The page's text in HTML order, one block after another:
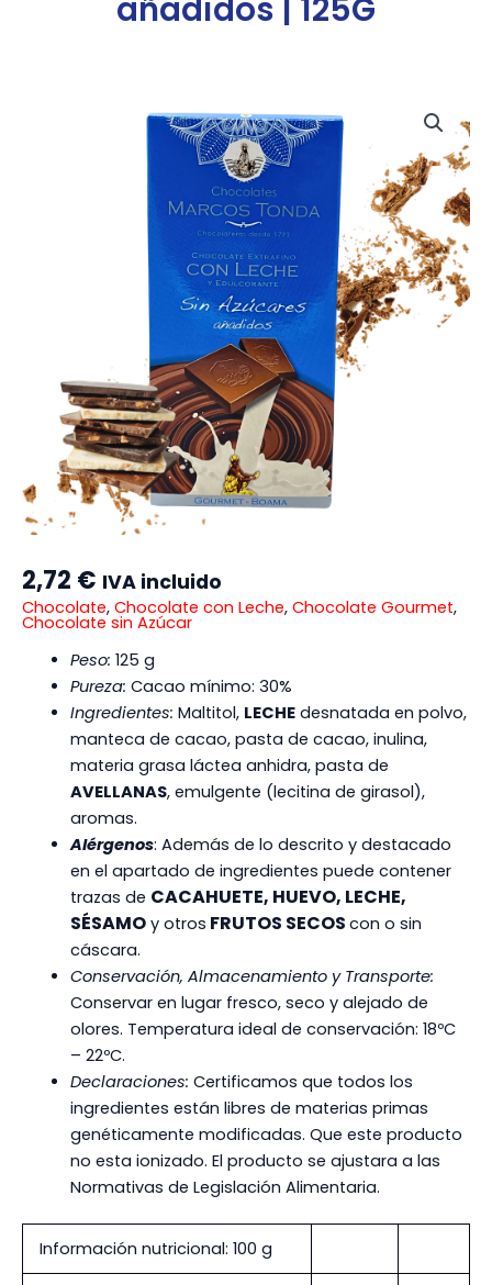
2,72 € IVA incluido
Chocolate, Chocolate con Leche, Chocolate Gourmet,
Chocolate sin Azúcar
Peso: 125 g
Pureza: Cacao mínimo: 30%
Ingredientes: Maltitol, LECHEdesnatada en polvo,
manteca de cacao, pasta de cacao, inulina,
materia grasa láctea anhidra, pasta de
AVELLANAS, emulgente (lecitina de girasol),
aromas.
Alérgenos: Además de lo descrito y destacado
en el apartado de ingredientes puede contener
trazas de CACAHUETE, HUEVO, LECHE,
SÉSAMOy otros FRUTOS SECOS con o sin
cáscara.
Conservación, Almacenamiento y Transporte:
Conservar en lugar fresco, seco y alejado de
olores. Temperatura ideal de conservación: 18ºC
– 22ºC.
Declaraciones: Certificamos que todos los
ingredientes están libres de materias primas
genéticamente modificadas. Que este producto
no esta ionizado. El producto se ajustara a las
Normativas de Legislación Alimentaria.
Información nutricional: 100 g